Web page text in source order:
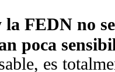
FEDN no
poca
es